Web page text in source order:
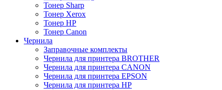
Тонер Sharp
Тонер Xerox
Тонер НР
Тонер Саnon
Чернила
Заправочные комплекты
Чернила для принтера BROTHER
Чернила для принтера CANON
Чернила для принтера EPSON
Чернила для принтера HP